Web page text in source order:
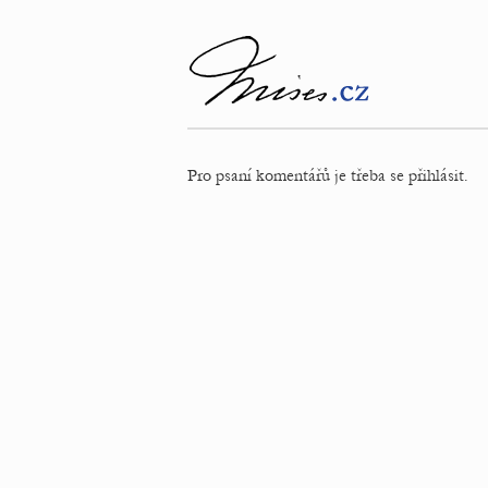
Pro psaní komentářů je třeba se přihlásit.